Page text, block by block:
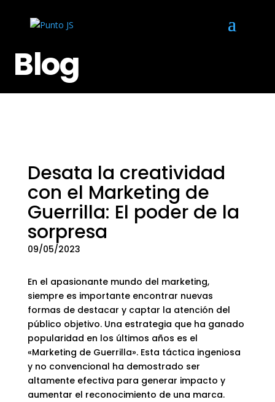
Blog
Desata la creatividad
con el Marketing de
Guerrilla: El poder de la
sorpresa
09/05/2023
En el apasionante mundo del marketing,
siempre es importante encontrar nuevas
formas de destacar y captar la atención del
público objetivo. Una estrategia que ha ganado
popularidad en los últimos años es el
«Marketing de Guerrilla». Esta táctica ingeniosa
y no convencional ha demostrado ser
altamente efectiva para generar impacto y
aumentar el reconocimiento de una marca.